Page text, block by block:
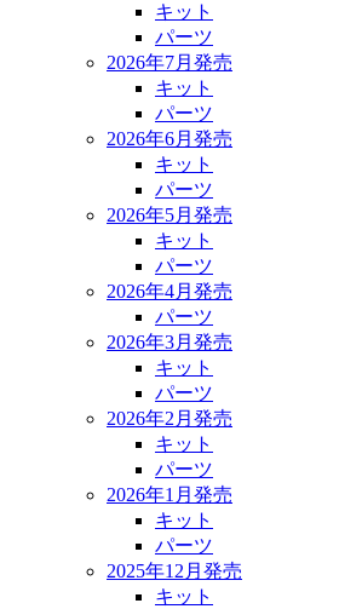
キット
パーツ
2026年7月発売
キット
パーツ
2026年6月発売
キット
パーツ
2026年5月発売
キット
パーツ
2026年4月発売
パーツ
2026年3月発売
キット
パーツ
2026年2月発売
キット
パーツ
2026年1月発売
キット
パーツ
2025年12月発売
キット